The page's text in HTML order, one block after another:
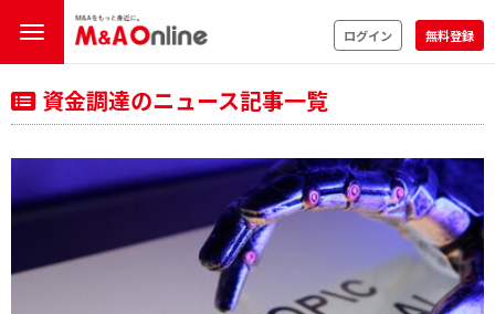
ログイン 無料登録
資金調達のニュース記事一覧